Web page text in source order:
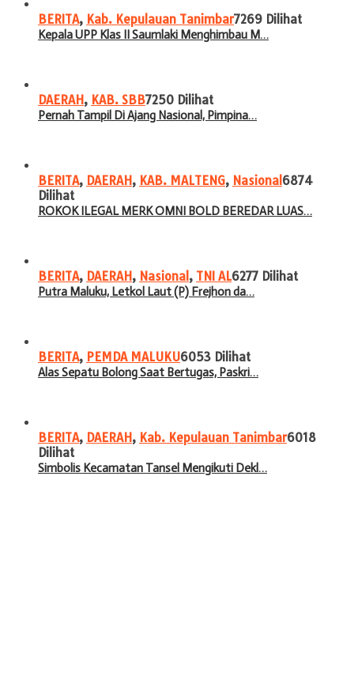
BERITA, Kab. Kepulauan Tanimbar7269 Dilihat
Kepala UPP Klas II Saumlaki Menghimbau M…
DAERAH, KAB. SBB7250 Dilihat
Pernah Tampil Di Ajang Nasional, Pimpina…
BERITA, DAERAH, KAB. MALTENG, Nasional 6874
Dilihat
ROKOK ILEGAL MERK OMNI BOLD BEREDAR LUAS…
BERITA, DAERAH, Nasional , TNI AL6277 Dilihat
Putra Maluku, Letkol Laut (P) Frejhon da…
BERITA, PEMDA MALUKU6053 Dilihat
Alas Sepatu Bolong Saat Bertugas, Paskri…
BERITA, DAERAH, Kab. Kepulauan Tanimbar6018
Dilihat
Simbolis Kecamatan Tansel Mengikuti Dekl…